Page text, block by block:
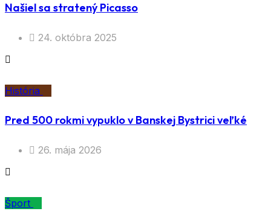
Našiel sa stratený Picasso
24. októbra 2025
História
Pred 500 rokmi vypuklo v Banskej Bystrici veľké
26. mája 2026
Šport